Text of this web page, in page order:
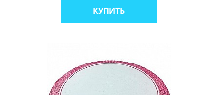
КУПИТЬ